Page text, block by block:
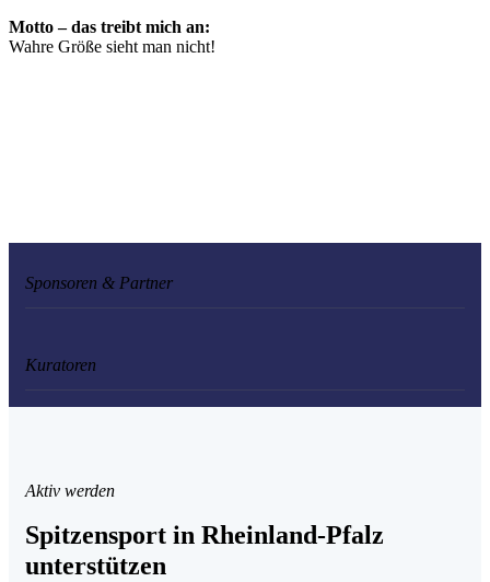
Motto – das treibt mich an:
Wahre Größe sieht man nicht!
Sponsoren & Partner
Kuratoren
Aktiv werden
Spitzensport in Rheinland-Pfalz
unterstützen